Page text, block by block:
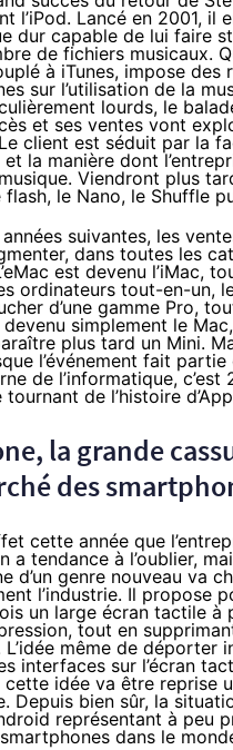
l’iPod. Lancé en 2001, il
dur capable de lui faire
de fichiers musicaux.
à iTunes, impose des
sur l’utilisation de la
lourds, le
et ses ventes vont
client est séduit par la
la manière dont
Viendront plus
flash, le Nano, le Shuffle
suivantes, les
dans toutes les
est devenu l’iMac,
ordinateurs tout-en-un,
d’une gamme Pro,
simplement le
plus tard un Mini.
l’événement fait partie
de l’informatique, c’est
de l’histoire
la grande
des
cette année que
a tendance à l’oublier,
d’un genre nouveau va
l’industrie. Il propose
un large écran tactile à
tout en
L’idée même de déporter
interfaces sur l’écran
cette idée va être reprise
Depuis bien sûr, la
représentant à peu
smartphones dans le